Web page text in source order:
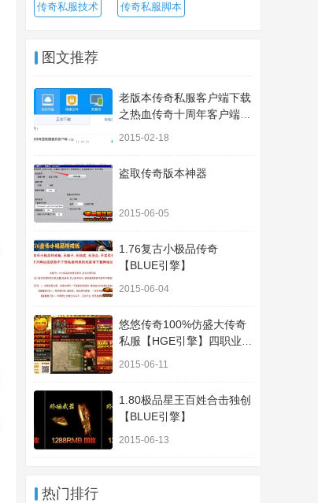
传奇私服技术 传奇私服脚本
图文推荐
老版本传奇私服客户端下载
之热血传奇十周年客户端下
2015-02-18
盗取传奇版本神器
2015-06-05
1.76复古小极品传奇
【BLUE引擎】
2015-06-04
悠悠传奇100%仿盛大传奇
私服【HGE引擎】四职业疯
2015-06-11
1.80极品星王百姓合击独创
【BLUE引擎】
2015-06-13
热门排行